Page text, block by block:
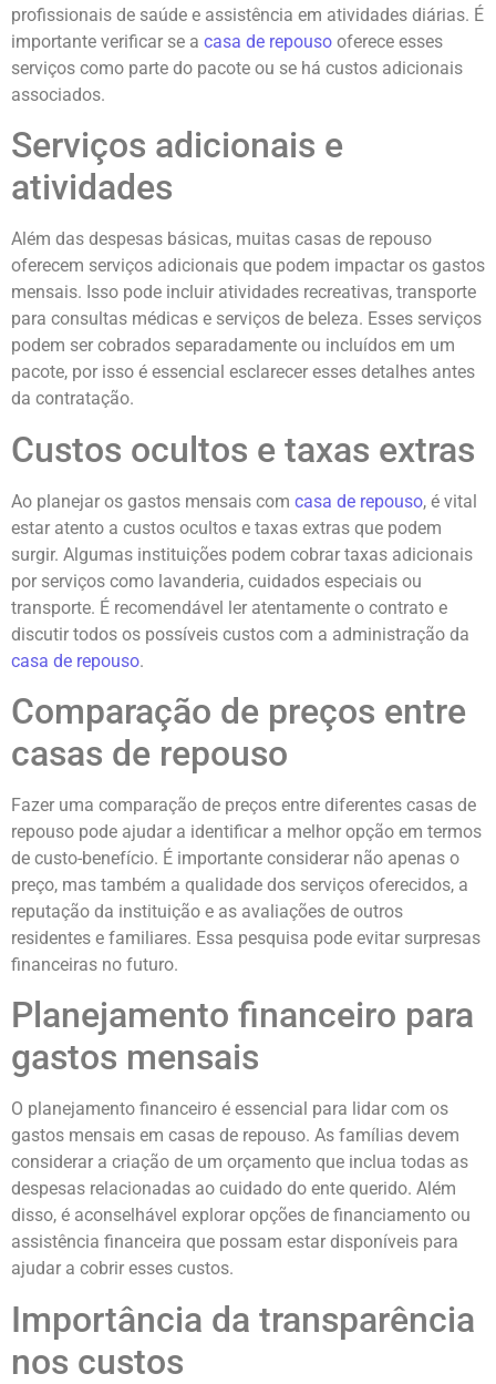
profissionais de saúde e assistência em atividades diárias. É
importante verificar se a casa de repouso oferece esses
serviços como parte do pacote ou se há custos adicionais
associados.
Serviços adicionais e
atividades
Além das despesas básicas, muitas casas de repouso
oferecem serviços adicionais que podem impactar os gastos
mensais. Isso pode incluir atividades recreativas, transporte
para consultas médicas e serviços de beleza. Esses serviços
podem ser cobrados separadamente ou incluídos em um
pacote, por isso é essencial esclarecer esses detalhes antes
da contratação.
Custos ocultos e taxas extras
Ao planejar os gastos mensais com casa de repouso, é vital
estar atento a custos ocultos e taxas extras que podem
surgir. Algumas instituições podem cobrar taxas adicionais
por serviços como lavanderia, cuidados especiais ou
transporte. É recomendável ler atentamente o contrato e
discutir todos os possíveis custos com a administração da
casa de repouso.
Comparação de preços entre
casas de repouso
Fazer uma comparação de preços entre diferentes casas de
repouso pode ajudar a identificar a melhor opção em termos
de custo-benefício. É importante considerar não apenas o
preço, mas também a qualidade dos serviços oferecidos, a
reputação da instituição e as avaliações de outros
residentes e familiares. Essa pesquisa pode evitar surpresas
financeiras no futuro.
Planejamento financeiro para
gastos mensais
O planejamento financeiro é essencial para lidar com os
gastos mensais em casas de repouso. As famílias devem
considerar a criação de um orçamento que inclua todas as
despesas relacionadas ao cuidado do ente querido. Além
disso, é aconselhável explorar opções de financiamento ou
assistência financeira que possam estar disponíveis para
ajudar a cobrir esses custos.
Importância da transparência
nos custos